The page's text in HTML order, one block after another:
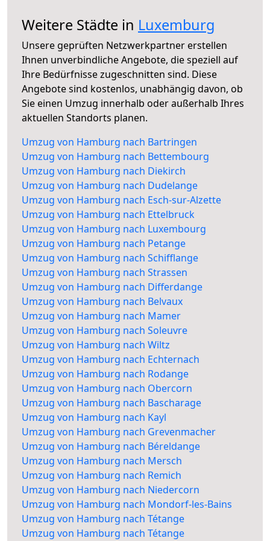
Weitere Städte in Luxemburg
Unsere geprüften Netzwerkpartner erstellen
Ihnen unverbindliche Angebote, die speziell auf
Ihre Bedürfnisse zugeschnitten sind. Diese
Angebote sind kostenlos, unabhängig davon, ob
Sie einen Umzug innerhalb oder außerhalb Ihres
aktuellen Standorts planen.
Umzug von Hamburg nach Bartringen
Umzug von Hamburg nach Bettembourg
Umzug von Hamburg nach Diekirch
Umzug von Hamburg nach Dudelange
Umzug von Hamburg nach Esch-sur-Alzette
Umzug von Hamburg nach Ettelbruck
Umzug von Hamburg nach Luxembourg
Umzug von Hamburg nach Petange
Umzug von Hamburg nach Schifflange
Umzug von Hamburg nach Strassen
Umzug von Hamburg nach Differdange
Umzug von Hamburg nach Belvaux
Umzug von Hamburg nach Mamer
Umzug von Hamburg nach Soleuvre
Umzug von Hamburg nach Wiltz
Umzug von Hamburg nach Echternach
Umzug von Hamburg nach Rodange
Umzug von Hamburg nach Obercorn
Umzug von Hamburg nach Bascharage
Umzug von Hamburg nach Kayl
Umzug von Hamburg nach Grevenmacher
Umzug von Hamburg nach Béreldange
Umzug von Hamburg nach Mersch
Umzug von Hamburg nach Remich
Umzug von Hamburg nach Niedercorn
Umzug von Hamburg nach Mondorf-les-Bains
Umzug von Hamburg nach Tétange
Umzug von Hamburg nach Tétange